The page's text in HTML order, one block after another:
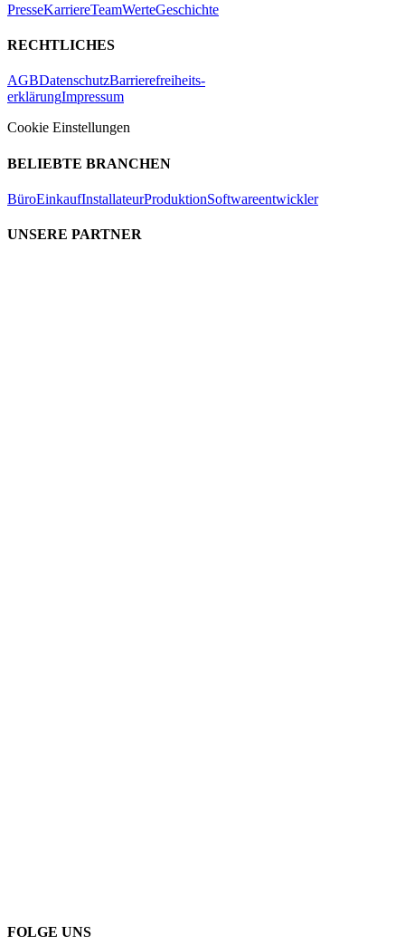
PresseKarriereTeamWerteGeschichte
RECHTLICHES
AGBDatenschutzBarrierefreiheits-
erklärungImpressum
Cookie Einstellungen
BELIEBTE BRANCHEN
BüroEinkaufInstallateurProduktionSoftwareentwickler
UNSERE PARTNER
FOLGE UNS